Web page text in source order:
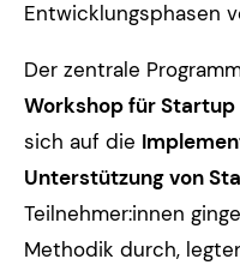
Entwicklungsphasen
Der zentrale
Workshop für
sich auf die
Unterstützung von
Teilnehmer:innen
Methodik durch,